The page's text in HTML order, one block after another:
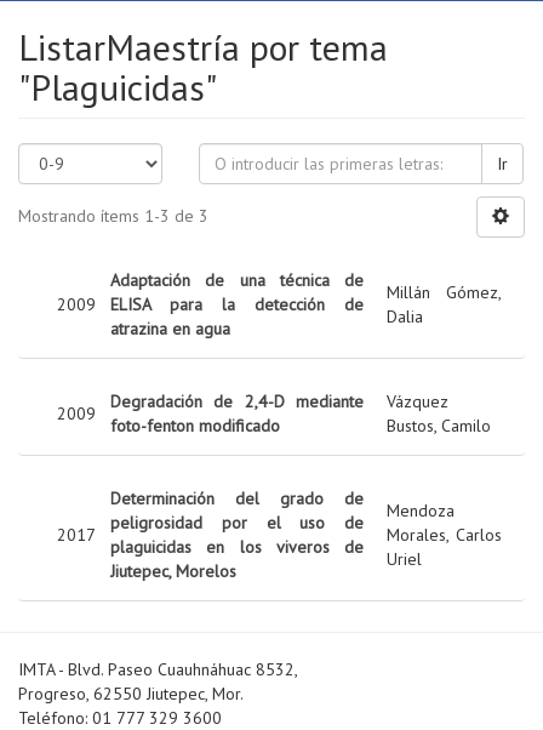
ListarMaestría por tema
"Plaguicidas"
Ir
Mostrando ítems 1-3 de 3
2009
Adaptación de una técnica de
ELISA para la detección de
atrazina en agua
Millán Gómez,
Dalia
2009
Degradación de 2,4-D mediante
foto-fenton modificado
Vázquez
Bustos, Camilo
2017
Determinación del grado de
peligrosidad por el uso de
plaguicidas en los viveros de
Jiutepec, Morelos
Mendoza
Morales, Carlos
Uriel
IMTA - Blvd. Paseo Cuauhnáhuac 8532,
Progreso, 62550 Jiutepec, Mor.
Teléfono: 01 777 329 3600